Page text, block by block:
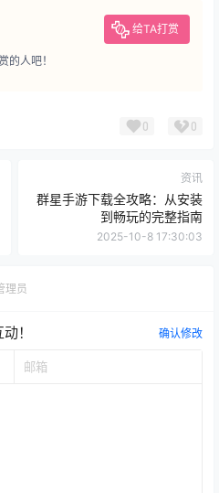
给TA打赏
的人吧！
0 0
资讯
群星手游下载全攻略：从安装
到畅玩的完整指南
2025-10-8 17:30:03
理员
！ 确认修改